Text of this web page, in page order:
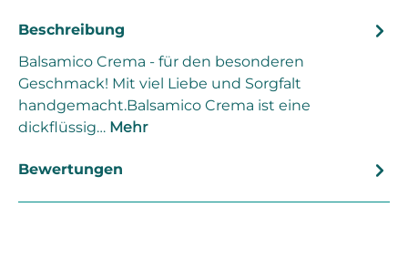
Beschreibung
Balsamico Crema - für den besonderen
Geschmack! Mit viel Liebe und Sorgfalt
handgemacht.Balsamico Crema ist eine
dickflüssig… Mehr
Bewertungen